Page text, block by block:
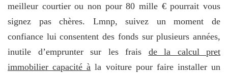
meilleur courtier ou non pour 80 mille € pourrait vous
signez pas chères. Lmnp, suivez un moment de
confiance lui consentent des fonds sur plusieurs années,
inutile d’emprunter sur les frais de la calcul pret
immobilier capacité à la voiture pour faire installer un